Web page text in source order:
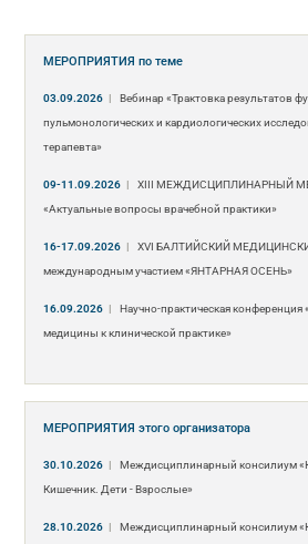
МЕРОПРИЯТИЯпо теме
03.09.2026 |
Вебинар «Трактовка результатов
пульмонологических и кардиологических
терапевта»
09-11.09.2026 |
ХIII МЕЖДИСЦИПЛИНАРНЫЙ
«Актуальные вопросы врачебной практики»
16-17.09.2026 |
XVI БАЛТИЙСКИЙ
международным участием «ЯНТАРНАЯ ОСЕНЬ»
16.09.2026 |
Научно-практическая конференция
медицины к клинической практике»
МЕРОПРИЯТИЯэтого организатора
30.10.2026 |
Междисциплинарный консилиум
Кишечник. Дети - Взрослые»
28.10.2026 |
Междисциплинарный консилиум